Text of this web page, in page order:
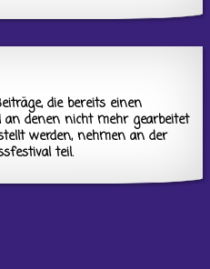
die bereits einen
an denen nicht mehr gearbeitet
werden, nehmen an der
teil.